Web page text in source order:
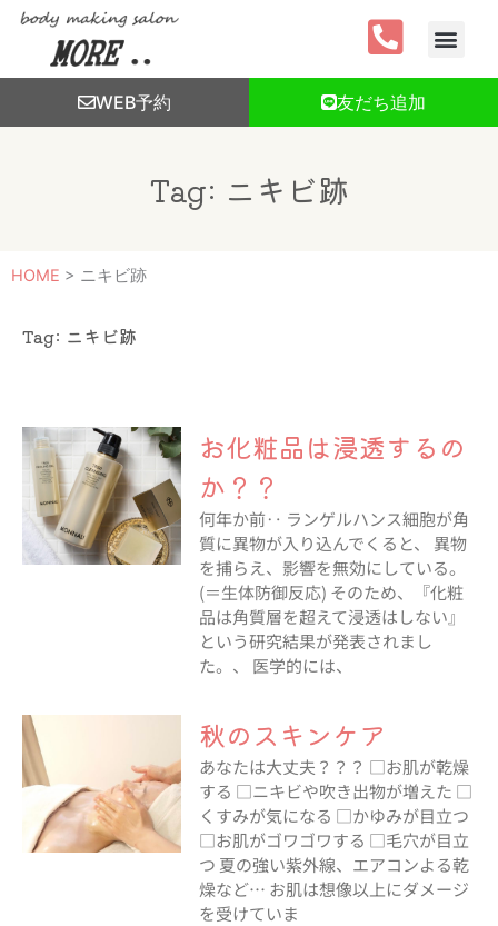
WEB予約 友だち追加
Tag: ニキビ跡
HOME > ニキビ跡
Tag: ニキビ跡
お化粧品は浸透するの
か？？
何年か前‥ ランゲルハンス細胞が角
質に異物が入り込んでくると、 異物
を捕らえ、影響を無効にしている。
(＝生体防御反応) そのため、『化粧
品は角質層を超えて浸透はしない』
という研究結果が発表されまし
た。、 医学的には、
秋のスキンケア
あなたは大丈夫？？？ □お肌が乾燥
する □ニキビや吹き出物が増えた □
くすみが気になる □かゆみが目立つ
□お肌がゴワゴワする □毛穴が目立
つ 夏の強い紫外線、エアコンよる乾
燥など… お肌は想像以上にダメージ
を受けていま